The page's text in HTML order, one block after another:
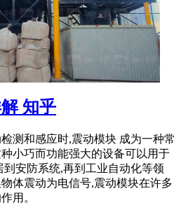
知乎
测和感应时,震动模块 成为一种常
小巧而功能强大的设备可以用于
安防系统,再到工业自动化等领
体震动为电信号,震动模块在许多
用。